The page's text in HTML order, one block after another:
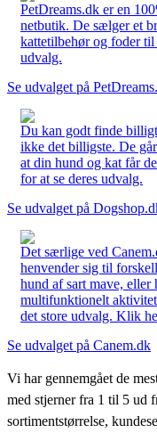
PetDreams.dk er en
netbutik. De sælger et
kattetilbehør og foder
udvalg.
Se udvalget på
Du kan godt finde
ikke det billigste. De
at din hund og kat får
for at se deres udvalg.
Se udvalget på
Det særlige ved
henvender sig til
hund af sart mave,
multifunktionelt
det store udvalg. Klik
Se udvalget på Canem.dk
Vi har gennemgået de
med stjerner fra 1 til 5 ud
sortimentstørrelse,